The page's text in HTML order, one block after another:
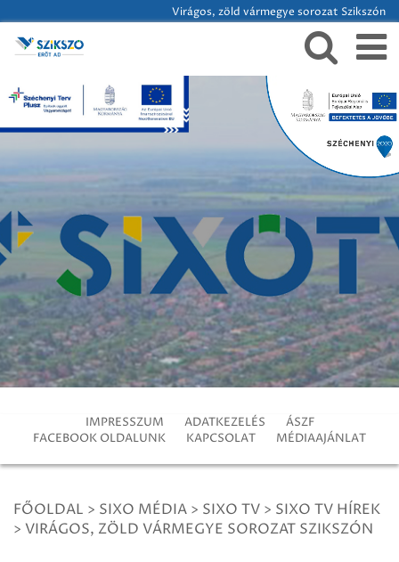
Virágos, zöld vármegye sorozat Szikszón
IMPRESSZUM ADATKEZELÉS
ÁSZF
FACEBOOK OLDALUNK
KAPCSOLAT MÉDIAAJÁNLAT
FŐOLDAL > SIXO MÉDIA > SIXO TV > SIXO TV HÍREK
> VIRÁGOS, ZÖLD VÁRMEGYE SOROZAT SZIKSZÓN